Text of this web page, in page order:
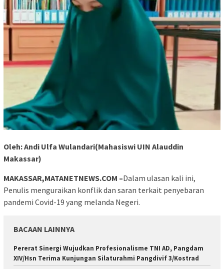
Oleh: Andi Ulfa Wulandari(Mahasiswi UIN Alauddin
Makassar)
MAKASSAR,MATANETNEWS.COM –Dalam ulasan kali ini,
Penulis menguraikan konflik dan saran terkait penyebaran
pandemi Covid-19 yang melanda Negeri.
BACAAN LAINNYA
Pererat Sinergi Wujudkan Profesionalisme TNI AD, Pangdam
XIV/Hsn Terima Kunjungan Silaturahmi Pangdivif 3/Kostrad